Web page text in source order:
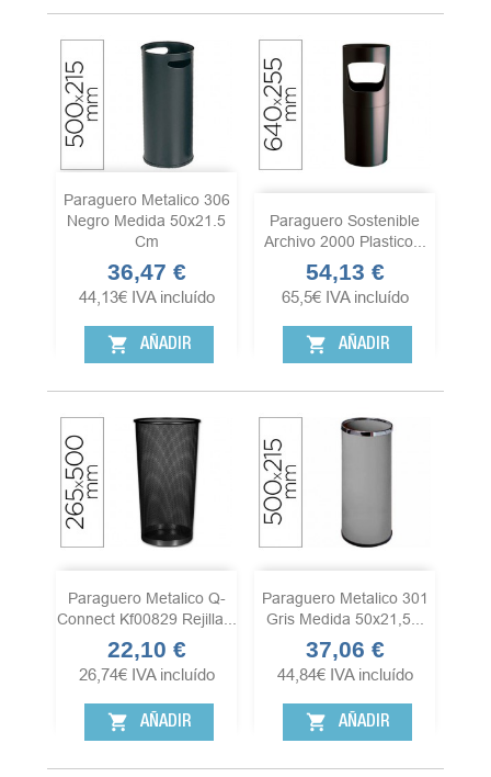
Paraguero Metalico 306
Negro Medida 50x21.5
Cm
Precio
36,47 €
44,13€ IVA incluído
shopping_cart AÑADIR
Paraguero Sostenible
Archivo 2000 Plastico...
Precio
54,13 €
65,5€ IVA incluído
shopping_cart AÑADIR
Paraguero Metalico Q-
Connect Kf00829 Rejilla...
Precio
22,10 €
26,74€ IVA incluído
shopping_cart AÑADIR
Paraguero Metalico 301
Gris Medida 50x21,5...
Precio
37,06 €
44,84€ IVA incluído
shopping_cart AÑADIR